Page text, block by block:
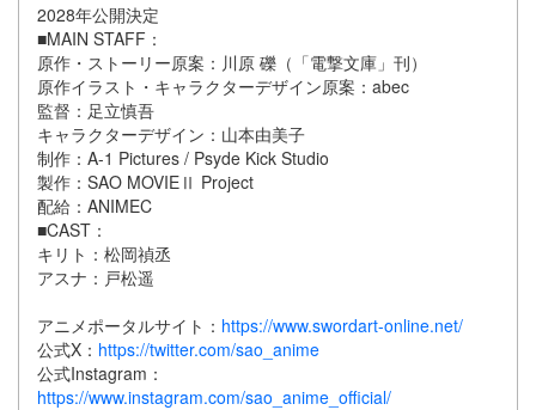
2028年公開決定
■MAIN STAFF：
原作・ストーリー原案：川原 礫（「電撃文庫」刊）
原作イラスト・キャラクターデザイン原案：abec
監督：足立慎吾
キャラクターデザイン：山本由美子
制作：A-1 Pictures / Psyde Kick Studio
製作：SAO MOVIEⅡ Project
配給：ANIMEC
■CAST：
キリト：松岡禎丞
アスナ：戸松遥
アニメポータルサイト： https://www.swordart-online.net/
公式X： https://twitter.com/sao_anime
公式Instagram：
https://www.instagram.com/sao_anime_official/